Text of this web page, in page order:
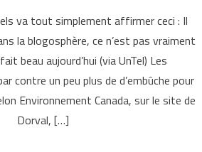
va tout simplement affirmer ceci : Il
la blogosphère, ce n’est pas vraiment
beau aujourd’hui (via UnTel) Les
contre un peu plus de d’embûche pour
Environnement Canada, sur le site de
Dorval, […]